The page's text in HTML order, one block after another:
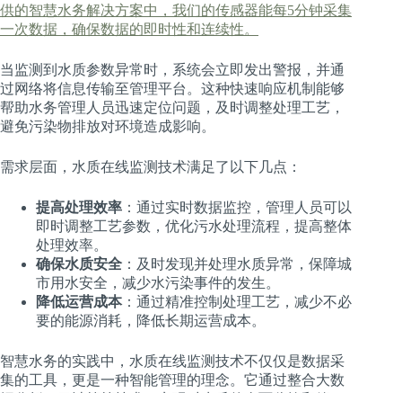
供的智慧水务解决方案中，我们的传感器能每5分钟采集
一次数据，确保数据的即时性和连续性。
当监测到水质参数异常时，系统会立即发出警报，并通
过网络将信息传输至管理平台。这种快速响应机制能够
帮助水务管理人员迅速定位问题，及时调整处理工艺，
避免污染物排放对环境造成影响。
需求层面，水质在线监测技术满足了以下几点：
提高处理效率 ：通过实时数据监控，管理人员可以
即时调整工艺参数，优化污水处理流程，提高整体
处理效率。
确保水质安全 ：及时发现并处理水质异常，保障城
市用水安全，减少水污染事件的发生。
降低运营成本：通过精准控制处理工艺，减少不必
要的能源消耗，降低长期运营成本。
智慧水务的实践中，水质在线监测技术不仅仅是数据采
集的工具，更是一种智能管理的理念。它通过整合大数